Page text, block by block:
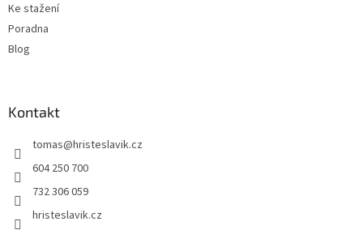
Ke stažení
Poradna
Blog
Kontakt
tomas@hristeslavik.cz
604 250 700
732 306 059
hristeslavik.cz